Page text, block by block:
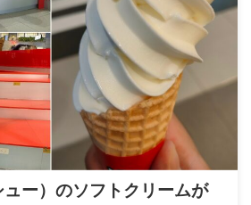
ー）のソフトクリームが